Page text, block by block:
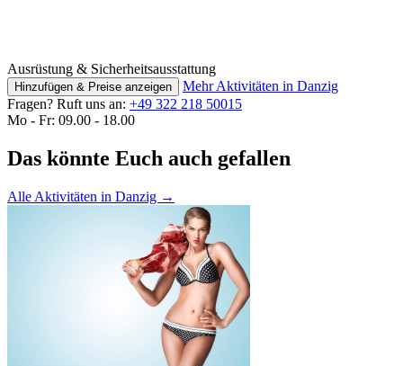
Ausrüstung & Sicherheitsausstattung
Hinzufügen & Preise anzeigen
Mehr Aktivitäten in Danzig
Fragen? Ruft uns an: +49 322 218 50015
Mo - Fr: 09.00 - 18.00
Das könnte Euch auch gefallen
Alle Aktivitäten in Danzig →